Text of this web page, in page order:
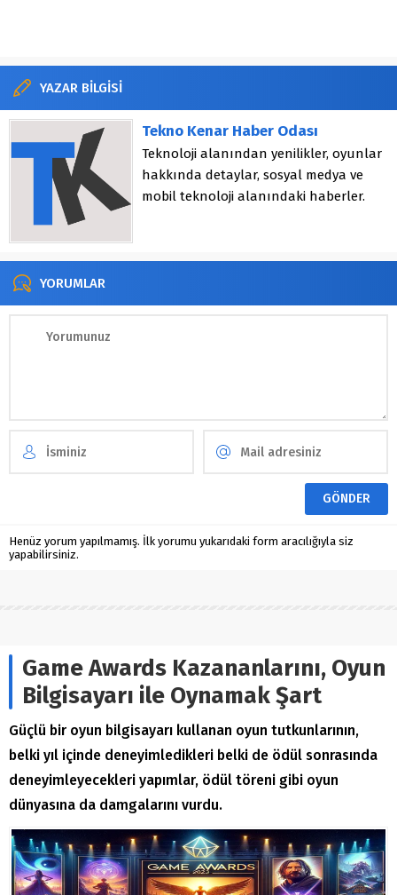
YAZAR BİLGİSİ
Tekno Kenar Haber Odası
Teknoloji alanından yenilikler, oyunlar
hakkında detaylar, sosyal medya ve
mobil teknoloji alanındaki haberler.
YORUMLAR
Henüz yorum yapılmamış. İlk yorumu yukarıdaki form aracılığıyla siz
yapabilirsiniz.
Game Awards Kazananlarını, Oyun
Bilgisayarı ile Oynamak Şart
Güçlü bir oyun bilgisayarı kullanan oyun tutkunlarının,
belki yıl içinde deneyimledikleri belki de ödül sonrasında
deneyimleyecekleri yapımlar, ödül töreni gibi oyun
dünyasına da damgalarını vurdu.